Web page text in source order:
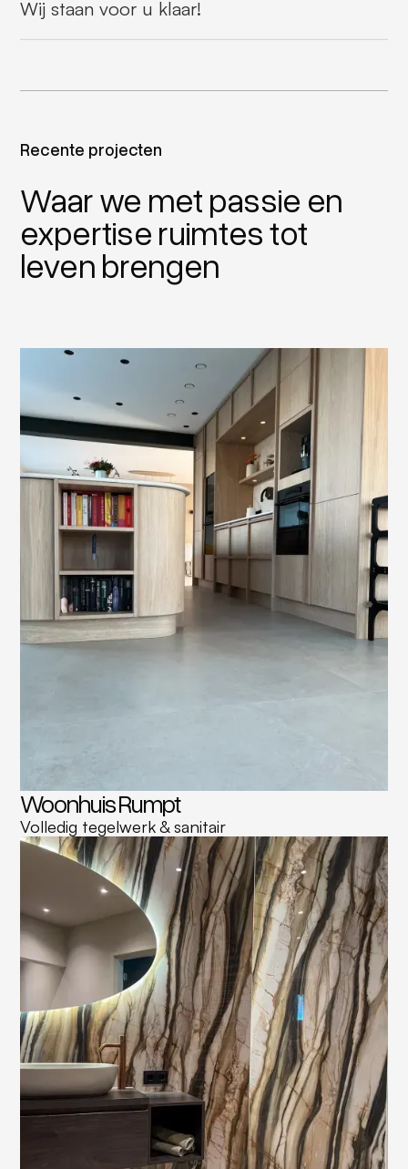
Wij staan voor u klaar!
Recente projecten
Waar we met passie en
expertise ruimtes tot
leven brengen
Woonhuis Rumpt
Volledig tegelwerk & sanitair